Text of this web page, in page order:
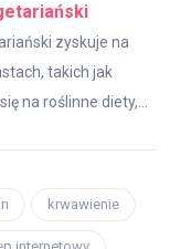
zyskuje na
takich jak
na roślinne diety,...
krwawienie